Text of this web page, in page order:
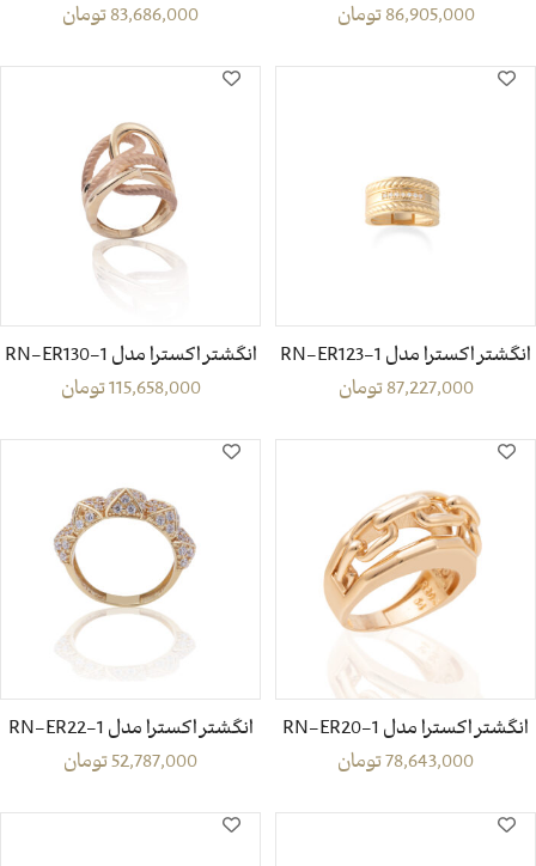
86,905,000تومان
83,686,000تومان
انگشتر اکسترا مدل RN-ER123-1
87,227,000تومان
انگشتر اکسترا مدل RN-ER130-1
115,658,000تومان
انگشتر اکسترا مدل RN-ER20-1
78,643,000تومان
انگشتر اکسترا مدل RN-ER22-1
52,787,000تومان